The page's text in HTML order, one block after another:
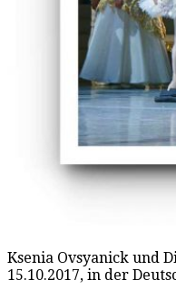
Ksenia Ovsyanick und
15.10.2017, in der